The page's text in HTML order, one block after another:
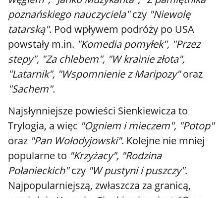
poznańskiego nauczyciela"czy "Niewolę
tatarską". Pod wpływem podróży po USA
powstały m.in. "Komedia pomyłek", "Przez
stepy", "Za chlebem", "W krainie złota",
"Latarnik", "Wspomnienie z Maripozy"oraz
"Sachem".
Najsłynniejsze powieści Sienkiewicza to
Trylogia, a więc "Ogniem i mieczem", "Potop"
oraz"Pan Wołodyjowski". Kolejne nie mniej
popularne to "Krzyżacy", "Rodzina
Połanieckich"czy"W pustyni i puszczy".
Najpopularniejszą, zwłaszcza za granicą,